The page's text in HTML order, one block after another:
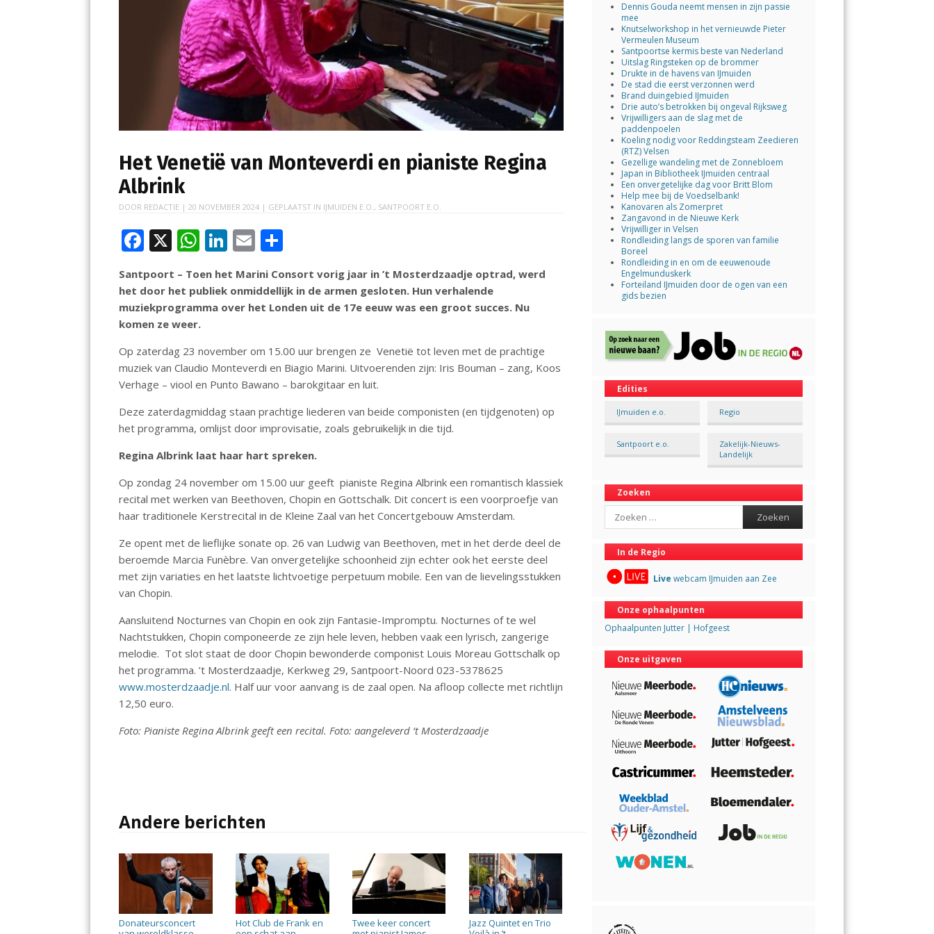
Het Venetië van Monteverdi en pianiste Regina
Albrink
DOOR REDACTIE |20 NOVEMBER 2024 | GEPLAATST IN IJMUIDEN E.O., SANTPOORT E.O.
F
ac
e
b
o
o
k
X W
h
at
s
A
p
p
Li
n
k
e
n
E
m
ai
l
e
n
Santpoort – Toen het Marini Consort vorig jaar in ’t Mosterdzaadje optrad, werd
het door het publiek onmiddellijk in de armen gesloten. Hun verhalende
muziekprogramma over het Londen uit de 17e eeuw was een groot succes. Nu
komen ze weer.
Op zaterdag 23 november om 15.00 uur brengen ze Venetië tot leven met de prachtige
muziek van Claudio Monteverdi en Biagio Marini. Uitvoerenden zijn: Iris Bouman – zang, Koos
Verhage – viool en Punto Bawano – barokgitaar en luit.
Deze zaterdagmiddag staan prachtige liederen van beide componisten (en tijdgenoten) op
het programma, omlijst door improvisatie, zoals gebruikelijk in die tijd.
Regina Albrink laat haar hart spreken.
Op zondag 24 november om 15.00 uur geeft pianiste Regina Albrink een romantisch klassiek
recital met werken van Beethoven, Chopin en Gottschalk. Dit concert is een voorproefje van
haar traditionele Kerstrecital in de Kleine Zaal van het Concertgebouw Amsterdam.
Ze opent met de lieflijke sonate op. 26 van Ludwig van Beethoven, met in het derde deel de
beroemde Marcia Funèbre. Van onvergetelijke schoonheid zijn echter ook het eerste deel
met zijn variaties en het laatste lichtvoetige perpetuum mobile. Een van de lievelingsstukken
van Chopin.
Aansluitend Nocturnes van Chopin en ook zijn Fantasie-Impromptu. Nocturnes of te wel
Nachtstukken, Chopin componeerde ze zijn hele leven, hebben vaak een lyrisch, zangerige
melodie. Tot slot staat de door Chopin bewonderde componist Louis Moreau Gottschalk op
het programma. ’t Mosterdzaadje, Kerkweg 29, Santpoort-Noord 023-5378625
www.mosterdzaadje.nl. Half uur voor aanvang is de zaal open. Na afloop collecte met richtlijn
12,50 euro.
Foto: Pianiste Regina Albrink geeft een recital. Foto: aangeleverd ‘t Mosterdzaadje
Andere berichten
Donateursconcert
Hot Club de Frank en
Twee keer concert
Jazz Quintet en Trio
Dennis Gouda neemt mensen in zijn passie
mee
Knutselworkshop in het vernieuwde Pieter
Vermeulen Museum
Santpoortse kermis beste van Nederland
Uitslag Ringsteken op de brommer
Drukte in de havens van IJmuiden
De stad die eerst verzonnen werd
Brand duingebied IJmuiden
Drie auto’s betrokken bij ongeval Rijksweg
Vrijwilligers aan de slag met de
paddenpoelen
Koeling nodig voor Reddingsteam Zeedieren
(RTZ) Velsen
Gezellige wandeling met de Zonnebloem
Japan in Bibliotheek IJmuiden centraal
Een onvergetelijke dag voor Britt Blom
Help mee bij de Voedselbank!
Kanovaren als Zomerpret
Zangavond in de Nieuwe Kerk
Vrijwilliger in Velsen
Rondleiding langs de sporen van familie
Boreel
Rondleiding in en om de eeuwenoude
Engelmunduskerk
Forteiland IJmuiden door de ogen van een
gids bezien
Edities
IJmuiden e.o. Regio
Santpoort e.o.
Zakelijk-Nieuws-
Landelijk
Zoeken
Search
In de Regio
Live webcam IJmuiden aan Zee
Onze ophaalpunten
Ophaalpunten Jutter | Hofgeest
Onze uitgaven